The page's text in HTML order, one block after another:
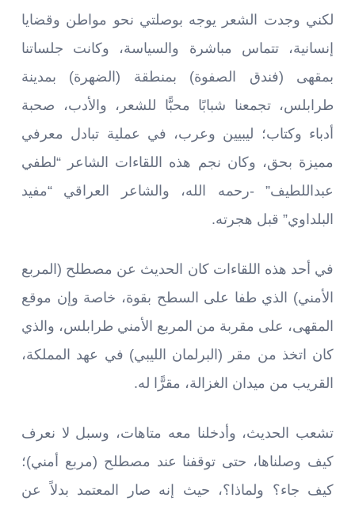
لكني وجدت الشعر يوجه بوصلتي نحو مواطن وقضايا
إنسانية، تتماس مباشرة والسياسة، وكانت جلساتنا
بمقهى (فندق الصفوة) بمنطقة (الضهرة) بمدينة
طرابلس، تجمعنا شبابًا محبًّا للشعر، والأدب، صحبة
أدباء وكتاب؛ ليبيين وعرب، في عملية تبادل معرفي
مميزة بحق، وكان نجم هذه اللقاءات الشاعر “لطفي
عبداللطيف” -رحمه الله، والشاعر العراقي “مفيد
البلداوي” قبل هجرته.
في أحد هذه اللقاءات كان الحديث عن مصطلح (المربع
الأمني) الذي طفا على السطح بقوة، خاصة وإن موقع
المقهى، على مقربة من المربع الأمني طرابلس، والذي
كان اتخذ من مقر (البرلمان الليبي) في عهد المملكة،
القريب من ميدان الغزالة، مقرًّا له.
تشعب الحديث، وأدخلنا معه متاهات، وسبل لا نعرف
كيف وصلناها، حتى توقفنا عند مصطلح (مربع أمني)؛
كيف جاء؟ ولماذا؟، حيث إنه صار المعتمد بدلاً عن